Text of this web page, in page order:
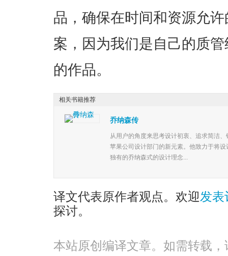
品，确保在时间和资源允
案，因为我们是自己的质
的作品。
乔纳森传
从用户的角度来思考设计初衷、追求简洁
苹果公司设计部门的新元素。他致力于将
独有的乔纳森式的设计理念...
相关书籍推荐
译文代表原作者观点。欢迎发表
探讨。
本站原创编译文章。如需转载